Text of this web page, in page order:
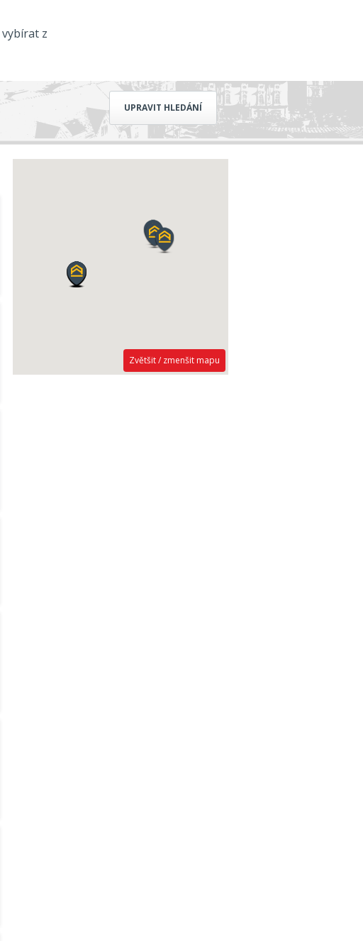
vybírat z
UPRAVIT HLEDÁNÍ
Zvětšit / zmenšit mapu